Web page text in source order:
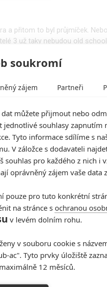
a přitom to byl průjmíček.
3 už taky nebudou old
co junior nafilmoval.
soukromí
zájem Partneři
můžete přijmout nebo
jednotlivé souhlasy
Tyto informace sdílíme s
V záložce s dodavateli
souhlas pro každého z nich i
oprávněný zájem vaše data
pouze pro tuto konkrétní
na stránce s ochranou
v levém dolním rohu.
v souboru cookie s
ac". Tyto prvky úložiště
12 měsíců.